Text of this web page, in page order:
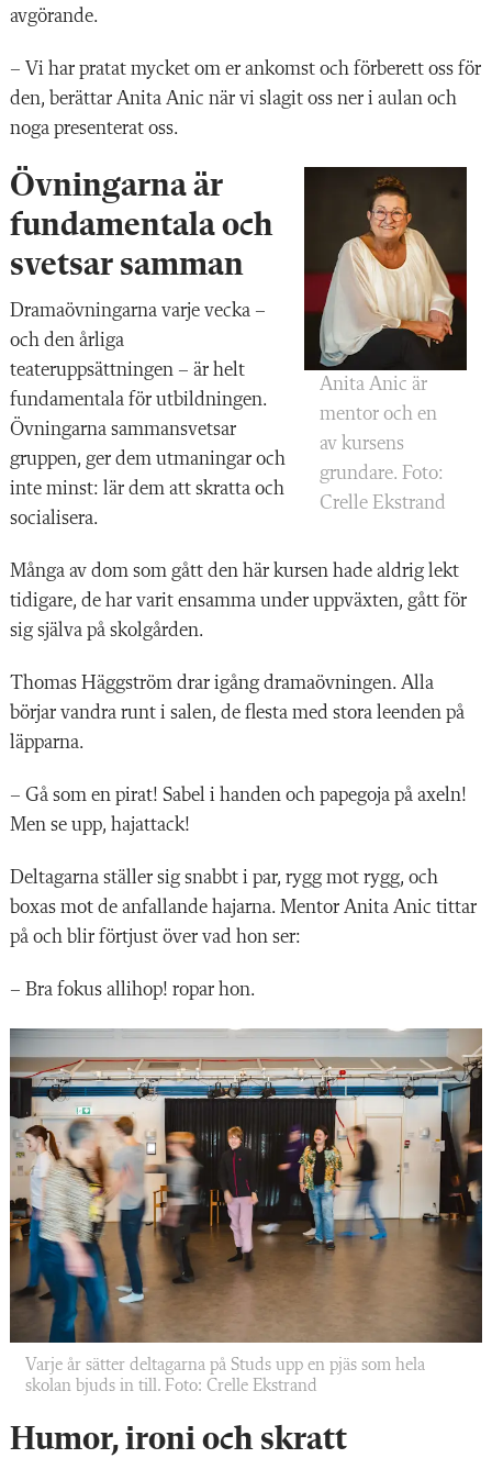
avgörande.
– Vi har pratat mycket om er ankomst och förberett oss för
den, berättar Anita Anic när vi slagit oss ner i aulan och
noga presenterat oss.
Anita Anic är
mentor och en
av kursens
grundare. Foto:
Crelle Ekstrand
Övningarna är
fundamentala och
svetsar samman
Dramaövningarna varje vecka –
och den årliga
teateruppsättningen – är helt
fundamentala för utbildningen.
Övningarna sammansvetsar
gruppen, ger dem utmaningar och
inte minst: lär dem att skratta och
socialisera.
Många av dom som gått den här kursen hade aldrig lekt
tidigare, de har varit ensamma under uppväxten, gått för
sig själva på skolgården.
Thomas Häggström drar igång dramaövningen. Alla
börjar vandra runt i salen, de flesta med stora leenden på
läpparna.
– Gå som en pirat! Sabel i handen och papegoja på axeln!
Men se upp, hajattack!
Deltagarna ställer sig snabbt i par, rygg mot rygg, och
boxas mot de anfallande hajarna. Mentor Anita Anic tittar
på och blir förtjust över vad hon ser:
– Bra fokus allihop! ropar hon.
Varje år sätter deltagarna på Studs upp en pjäs som hela
skolan bjuds in till. Foto: Crelle Ekstrand
Humor, ironi och skratt